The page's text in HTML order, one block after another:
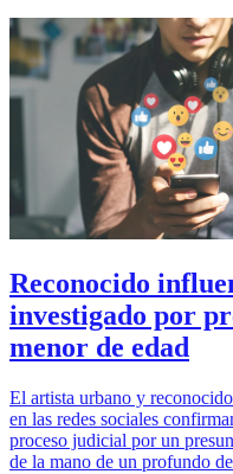
Reconocido
investigado por
menor de edad
El artista urbano y
en las redes sociales
proceso judicial por un
de la mano de un profundo